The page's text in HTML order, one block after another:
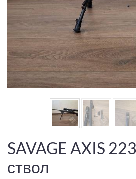
SAVAGE AXIS
ствол